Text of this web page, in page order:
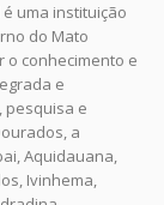
uma instituição
do Mato
o conhecimento e
e
pesquisa e
a
Aquidauana,
Ivinhema,